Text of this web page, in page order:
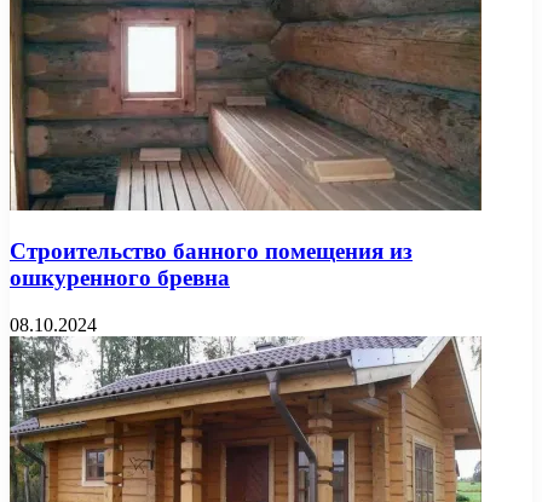
Строительство банного помещения из
ошкуренного бревна
08.10.2024